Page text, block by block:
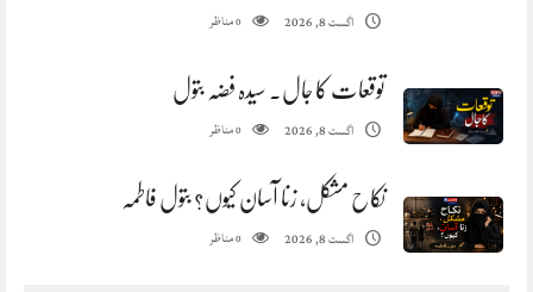
اگست 8, 2026 0مناظر
توقعات کا جال. سیدہ فضہ بتول
اگست 8, 2026 0مناظر
نکاح مشکل، زنا آسان کیوں؟ بتول فاطمہ
اگست 8, 2026 0مناظر